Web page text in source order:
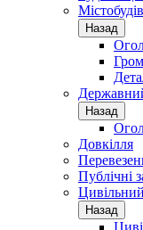
Назад
Назад
Довкілля
Публічні
Назад